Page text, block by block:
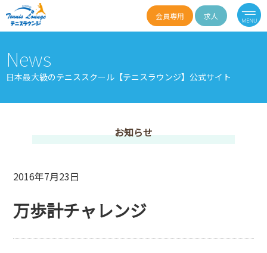
会員専用 求人
News
日本最大級のテニススクール【テニスラウンジ】公式サイト
お知らせ
2016年7月23日
万歩計チャレンジ